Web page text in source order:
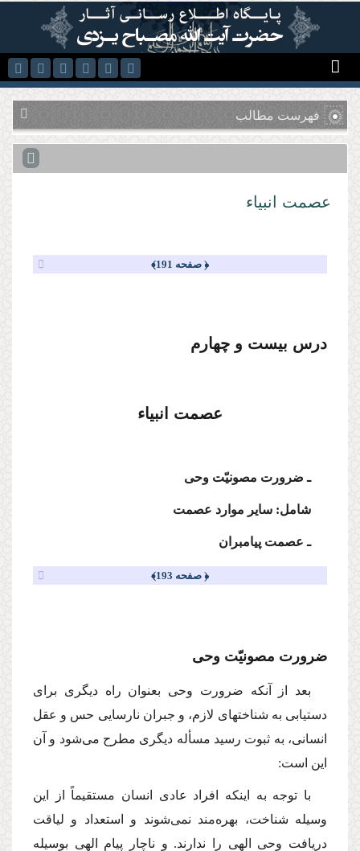
رفتن به محتوای اصلی
فهرست مطالب
عصمت انبیاء
﴿ صفحه 191﴾
درس بیست و چهارم
عصمت انبیاء
ـ ضرورت مصونیّت وحى
شامل: سایر موارد عصمت
ـ عصمت پیامبران
﴿ صفحه 193﴾
ضرورت مصونیّت وحى
بعد از آنكه ضرورت وحى بعنوان راه دیگرى براى
دستیابى به شناختهاى لازم، و جبران نارسایى حس و عقل
انسانى، به ثبوت رسید مسأله دیگرى مطرح مى‌شود و آن
این است:
با توجه به اینكه افراد عادى انسان مستقیماً از این
وسیله شناخت، بهره‌مند نمى‌شوند و استعداد و لیاقت
دریافت وحى الهى را ندارند. و ناچار پیام الهى بوسیله